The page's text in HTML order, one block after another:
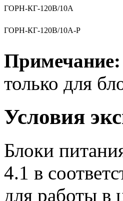
ГОРН-КГ-120В/10А
ГОРН-КГ-120В/10А-Р
Примечание:
только для
Условия
Блоки
4.1 в
для работы в